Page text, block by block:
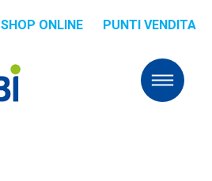
SHOP ONLINE PUNTI VENDITA